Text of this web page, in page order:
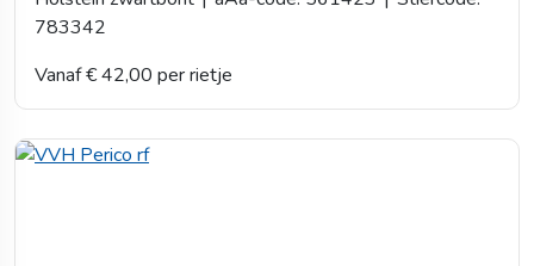
783342
Vanaf € 42,00 per rietje